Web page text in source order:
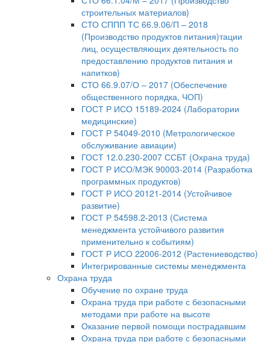
строительных материалов)
СТО СППП ТС 66.9.06/П – 2018
(Производство продуктов питания)тации
лиц, осуществляющих деятельность по
предоставлению продуктов питания и
напитков)
СТО 66.9.07/О – 2017 (Обеспечение
общественного порядка, ЧОП)
ГОСТ Р ИСО 15189-2024 (Лаборатории
медицинские)
ГОСТ Р 54049-2010 (Метрологическое
обслуживание авиации)
ГОСТ 12.0.230-2007 ССБТ (Охрана труда)
ГОСТ Р ИСО/МЭК 90003-2014 (Разработка
программных продуктов)
ГОСТ Р ИСО 20121-2014 (Устойчивое
развитие)
ГОСТ Р 54598.2-2013 (Система
менеджмента устойчивого развития
применительно к событиям)
ГОСТ Р ИСО 22006-2012 (Растениеводство)
Интегрированные системы менеджмента
Охрана труда
Обучение по охране труда
Охрана труда при работе с безопасными
методами при работе на высоте
Оказание первой помощи пострадавшим
Охрана труда при работе с безопасными